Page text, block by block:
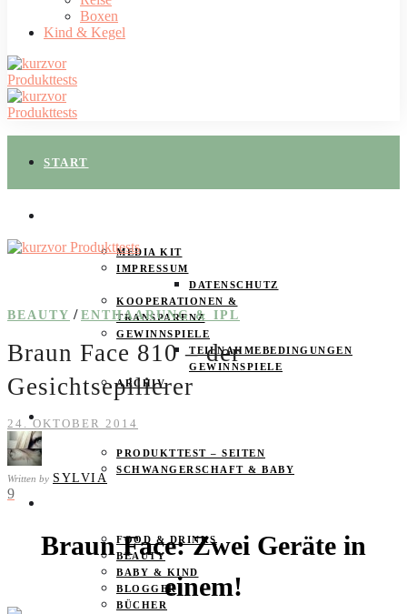
Boxen
Kind & Kegel
START
MEDIA KIT
IMPRESSUM
DATENSCHUTZ
KOOPERATIONEN &
TRANSPARENZ
GEWINNSPIELE
TEILNAHMEBEDINGUNGEN
GEWINNSPIELE
ARCHIV
SPAREN
PRODUKTTEST – SEITEN
SCHWANGERSCHAFT & BABY
FOOD & DRINKS
BEAUTY
BABY & KIND
BLOGGER
BÜCHER
BEAUTY / ENTHAARUNG & IPL
Braun Face 810 – der
Gesichtsepilierer
24. OKTOBER 2014
Written by SYLVIA
9
Braun Face: Zwei Geräte in
einem!